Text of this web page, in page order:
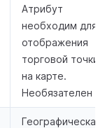
Атрибут
необходим для
отображения
торговой точки
на карте.
Необязателен
Географическая